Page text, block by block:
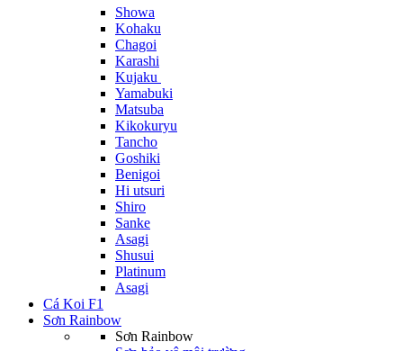
Showa
Kohaku
Chagoi
Karashi
Kujaku
Yamabuki
Matsuba
Kikokuryu
Tancho
Goshiki
Benigoi
Hi utsuri
Shiro
Sanke
Asagi
Shusui
Platinum
Asagi
Cá Koi F1
Sơn Rainbow
Sơn Rainbow